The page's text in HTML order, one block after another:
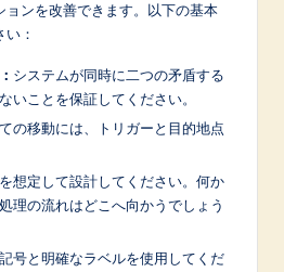
ョンを改善できます。以下の基本
：
システムが同時に二つの矛盾する
いことを保証してください。
の移動には、トリガーと目的地点
想定して設計してください。何か
理の流れはどこへ向かうでしょう
号と明確なラベルを使用してくだ